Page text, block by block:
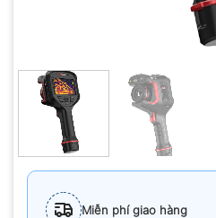
Miễn phí giao hàng